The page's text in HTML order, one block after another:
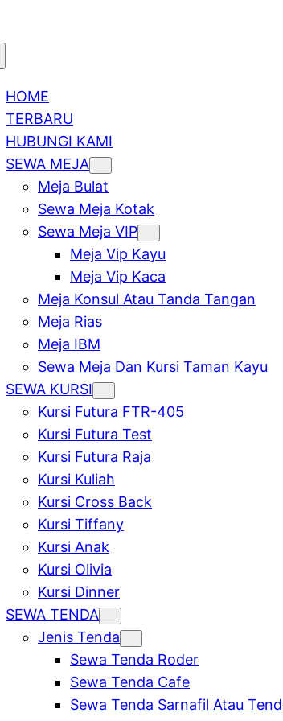
HOME
TERBARU
HUBUNGI KAMI
SEWA MEJA
Meja Bulat
Sewa Meja Kotak
Sewa Meja VIP
Meja Vip Kayu
Meja Vip Kaca
Meja Konsul Atau Tanda Tangan
Meja Rias
Meja IBM
Sewa Meja Dan Kursi Taman Kayu
SEWA KURSI
Kursi Futura FTR-405
Kursi Futura Test
Kursi Futura Raja
Kursi Kuliah
Kursi Cross Back
Kursi Tiffany
Kursi Anak
Kursi Olivia
Kursi Dinner
SEWA TENDA
Jenis Tenda
Sewa Tenda Roder
Sewa Tenda Cafe
Sewa Tenda Sarnafil Atau